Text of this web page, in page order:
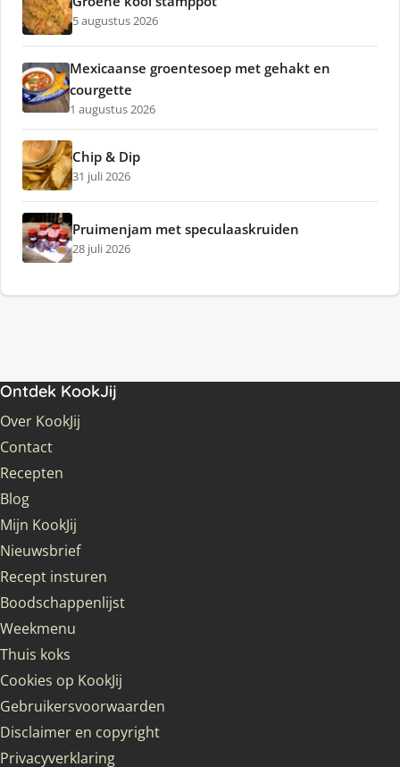
5 augustus 2026
Mexicaanse groentesoep met gehakt en
courgette
1 augustus 2026
Chip & Dip
31 juli 2026
Pruimenjam met speculaaskruiden
28 juli 2026
Ontdek KookJij
Over KookJij
Contact
Recepten
Blog
Mijn KookJij
Nieuwsbrief
Recept insturen
Boodschappenlijst
Weekmenu
Thuis koks
Cookies op KookJij
Gebruikersvoorwaarden
Disclaimer en copyright
Privacyverklaring